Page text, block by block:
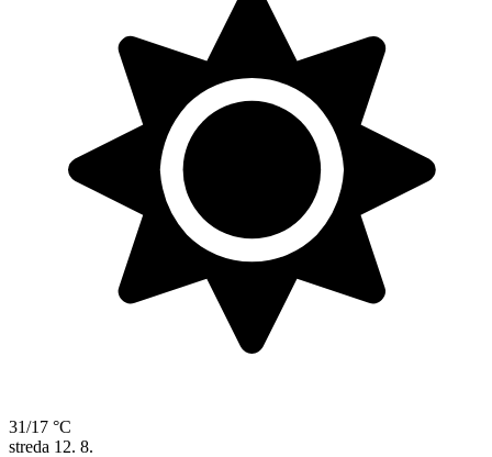
31/17 °C
streda 12. 8.